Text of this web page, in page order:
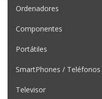
Ordenadores
Componentes
Portátiles
SmartPhones / Teléfonos
Televisor